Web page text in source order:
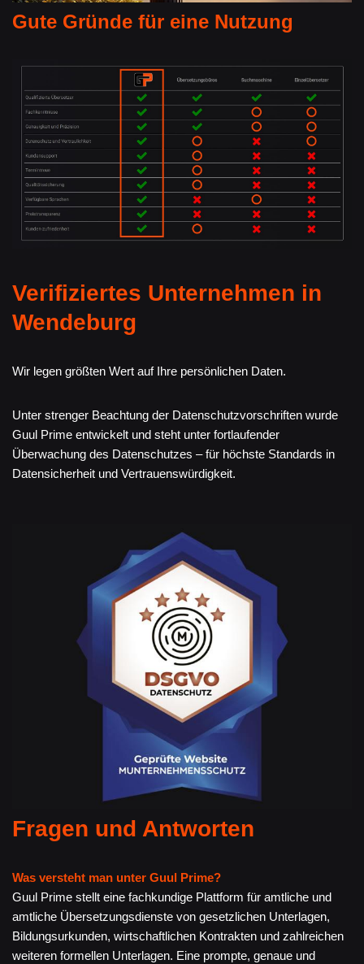
Gute Gründe für eine Nutzung
Verifiziertes Unternehmen in
Wendeburg
Wir legen größten Wert auf Ihre persönlichen Daten.
Unter strenger Beachtung der Datenschutzvorschriften wurde
Guul Prime entwickelt und steht unter fortlaufender
Überwachung des Datenschutzes – für höchste Standards in
Datensicherheit und Vertrauenswürdigkeit.
Fragen und Antworten
Was versteht man unter Guul Prime?
Guul Prime stellt eine fachkundige Plattform für amtliche und
amtliche Übersetzungsdienste von gesetzlichen Unterlagen,
Bildungsurkunden, wirtschaftlichen Kontrakten und zahlreichen
weiteren formellen Unterlagen. Eine prompte, genaue und